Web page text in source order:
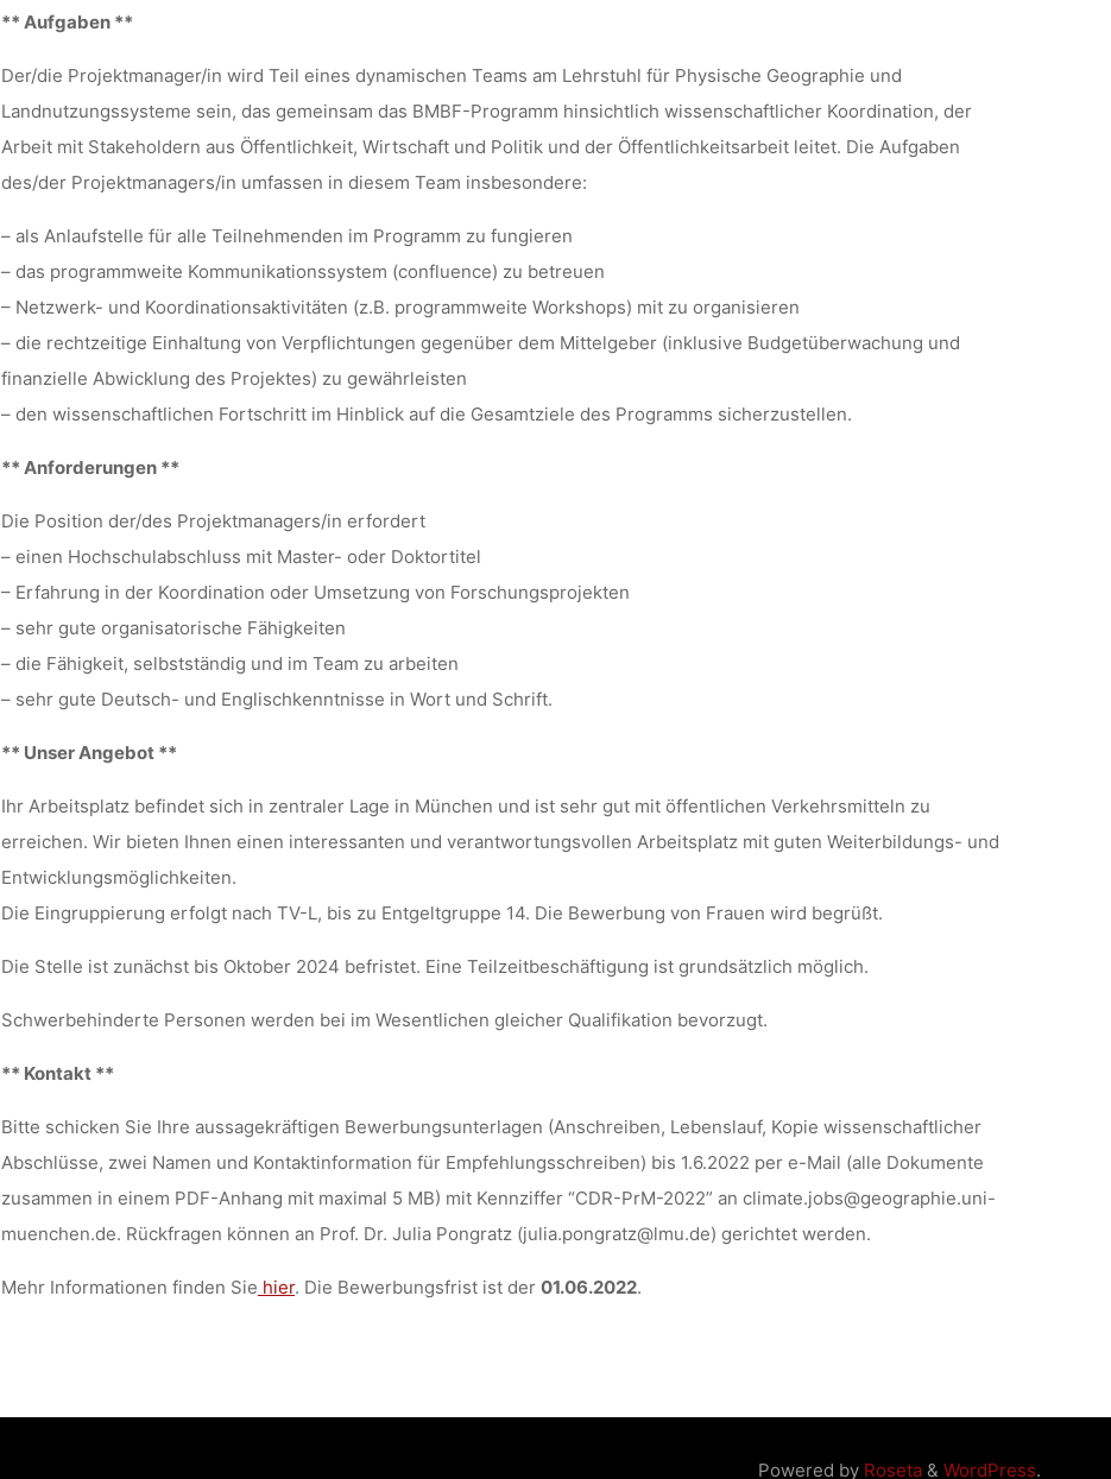
** Aufgaben **
Der/die Projektmanager/in wird Teil eines dynamischen Teams am Lehrstuhl für Physische Geographie und
Landnutzungssysteme sein, das gemeinsam das BMBF-Programm hinsichtlich wissenschaftlicher Koordination, der
Arbeit mit Stakeholdern aus Öffentlichkeit, Wirtschaft und Politik und der Öffentlichkeitsarbeit leitet. Die Aufgaben
des/der Projektmanagers/in umfassen in diesem Team insbesondere:
– als Anlaufstelle für alle Teilnehmenden im Programm zu fungieren
– das programmweite Kommunikationssystem (confluence) zu betreuen
– Netzwerk- und Koordinationsaktivitäten (z.B. programmweite Workshops) mit zu organisieren
– die rechtzeitige Einhaltung von Verpflichtungen gegenüber dem Mittelgeber (inklusive Budgetüberwachung und
finanzielle Abwicklung des Projektes) zu gewährleisten
– den wissenschaftlichen Fortschritt im Hinblick auf die Gesamtziele des Programms sicherzustellen.
** Anforderungen **
Die Position der/des Projektmanagers/in erfordert
– einen Hochschulabschluss mit Master- oder Doktortitel
– Erfahrung in der Koordination oder Umsetzung von Forschungsprojekten
– sehr gute organisatorische Fähigkeiten
– die Fähigkeit, selbstständig und im Team zu arbeiten
– sehr gute Deutsch- und Englischkenntnisse in Wort und Schrift.
** Unser Angebot **
Ihr Arbeitsplatz befindet sich in zentraler Lage in München und ist sehr gut mit öffentlichen Verkehrsmitteln zu
erreichen. Wir bieten Ihnen einen interessanten und verantwortungsvollen Arbeitsplatz mit guten Weiterbildungs- und
Entwicklungsmöglichkeiten.
Die Eingruppierung erfolgt nach TV-L, bis zu Entgeltgruppe 14. Die Bewerbung von Frauen wird begrüßt.
Die Stelle ist zunächst bis Oktober 2024 befristet. Eine Teilzeitbeschäftigung ist grundsätzlich möglich.
Schwerbehinderte Personen werden bei im Wesentlichen gleicher Qualifikation bevorzugt.
** Kontakt **
Bitte schicken Sie Ihre aussagekräftigen Bewerbungsunterlagen (Anschreiben, Lebenslauf, Kopie wissenschaftlicher
Abschlüsse, zwei Namen und Kontaktinformation für Empfehlungsschreiben) bis 1.6.2022 per e-Mail (alle Dokumente
zusammen in einem PDF-Anhang mit maximal 5 MB) mit Kennziffer “CDR-PrM-2022” an climate.jobs@geographie.uni-
muenchen.de. Rückfragen können an Prof. Dr. Julia Pongratz (julia.pongratz@lmu.de) gerichtet werden.
Mehr Informationen finden Sie hier. Die Bewerbungsfrist ist der 01.06.2022.
Powered byRoseta& WordPress.